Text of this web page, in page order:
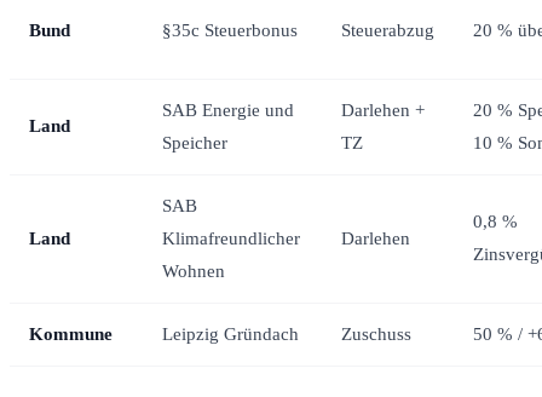
Bund §35c Steuerbonus Steuerabzug 20 %
Land
SAB Energie und
Speicher
Darlehen +
TZ
20 %
10 %
Land
SAB
Klimafreundlicher
Wohnen
Darlehen
0,8 %
Kommune Leipzig Gründach Zuschuss 50 % /